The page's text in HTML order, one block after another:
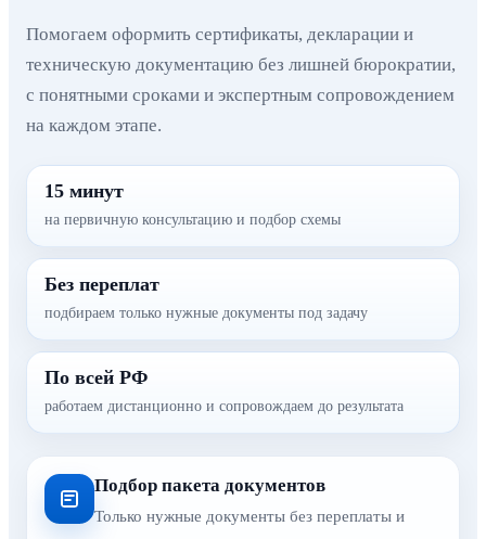
Помогаем оформить сертификаты, декларации и
техническую документацию без лишней бюрократии,
с понятными сроками и экспертным сопровождением
на каждом этапе.
15 минут
на первичную консультацию и подбор схемы
Без переплат
подбираем только нужные документы под задачу
По всей РФ
работаем дистанционно и сопровождаем до результата
Подбор пакета документов
Только нужные документы без переплаты и